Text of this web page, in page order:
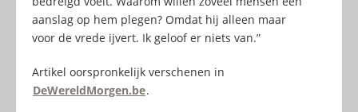
aanslag op hem plegen? Omdat hij alleen maar
voor de vrede ijvert. Ik geloof er niets van.”
Artikel oorspronkelijk verschenen in
DeWereldMorgen.be.